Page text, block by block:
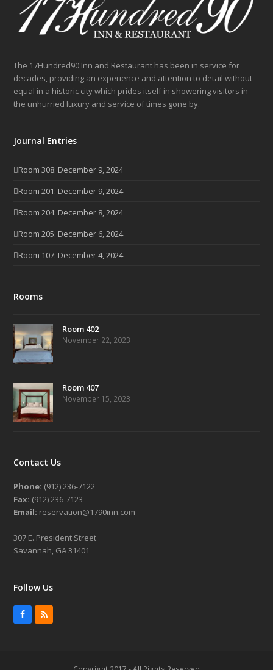
The 17Hundred90 Inn and Restaurant has been in service for
decades, providing an experience and attention to detail without
equal in a historic city which prides itself in showering visitors in
the unhurried luxury and service of times gone by.
Journal Entries
Room 308: December 9, 2024
Room 201: December 9, 2024
Room 204: December 8, 2024
Room 205: December 6, 2024
Room 107: December 4, 2024
Rooms
Room 402
November 22, 2023
Room 407
November 15, 2023
Contact Us
Phone: (912) 236-7122
Fax: (912) 236-7123
Email: reservation@1790inn.com
307 E. President Street
Savannah, GA 31401
Follow Us
Facebook
RSS